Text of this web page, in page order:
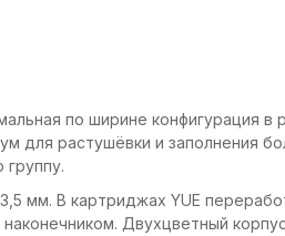
по ширине конфигурация в
для растушёвки и заполнения
мм. В картриджах YUE
Двухцветный